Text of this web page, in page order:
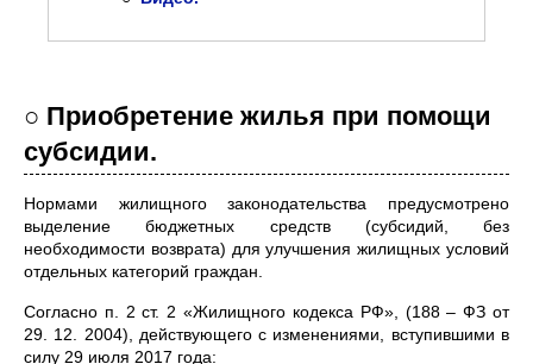
○ Приобретение жилья при помощи
субсидии.
Нормами жилищного законодательства предусмотрено
выделение бюджетных средств (субсидий, без
необходимости возврата) для улучшения жилищных условий
отдельных категорий граждан.
Согласно п. 2 ст. 2 «Жилищного кодекса РФ», (188 – ФЗ от
29. 12. 2004), действующего с изменениями, вступившими в
силу 29 июля 2017 года: